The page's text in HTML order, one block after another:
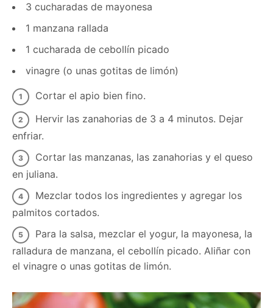
3 cucharadas de mayonesa
1 manzana rallada
1 cucharada de cebollín picado
vinagre (o unas gotitas de limón)
Cortar el apio bien fino.
Hervir las zanahorias de 3 a 4 minutos. Dejar
enfriar.
Cortar las manzanas, las zanahorias y el queso
en juliana.
Mezclar todos los ingredientes y agregar los
palmitos cortados.
Para la salsa, mezclar el yogur, la mayonesa, la
ralladura de manzana, el cebollín picado. Aliñar con
el vinagre o unas gotitas de limón.